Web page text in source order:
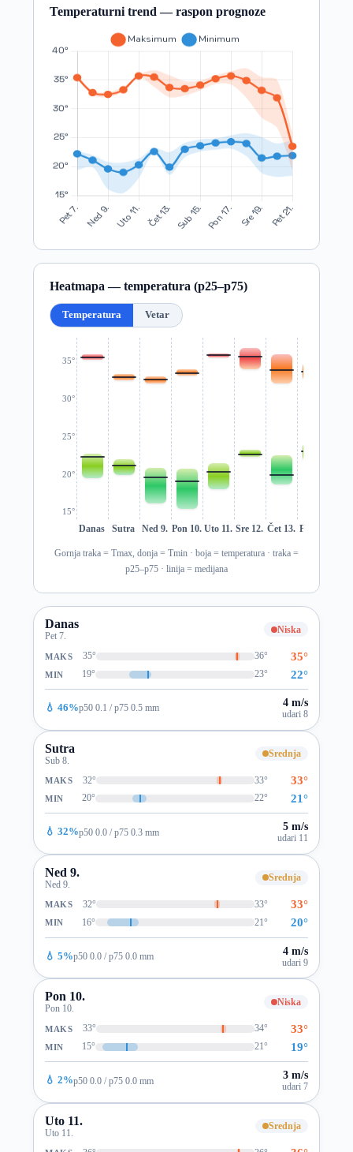
Temperaturni trend — raspon prognoze
Heatmapa — temperatura (p25–p75)
Temperatura Vetar
15°
20°
25°
30°
35°
Danas Sutra Ned 9. Pon 10. Uto 11. Sre 12. Čet 13. Pet 14.
Gornja traka = Tmax, donja = Tmin · boja = temperatura · traka =
p25–p75 · linija = medijana
Danas
Pet 7.
Niska
MAKS 35° 36° 35°
MIN 19° 23° 22°
💧 46%p50 0.1 / p75 0.5 mm 4 m/s
udari 8
Sutra
Sub 8.
Srednja
MAKS 32° 33° 33°
MIN 20° 22° 21°
💧 32%p50 0.0 / p75 0.3 mm 5 m/s
udari 11
Ned 9.
Ned 9.
Srednja
MAKS 32° 33° 33°
MIN 16° 21° 20°
💧 5%p50 0.0 / p75 0.0 mm 4 m/s
udari 9
Pon 10.
Pon 10.
Niska
MAKS 33° 34° 33°
MIN 15° 21° 19°
💧 2%p50 0.0 / p75 0.0 mm 3 m/s
udari 7
Uto 11.
Uto 11.
Srednja